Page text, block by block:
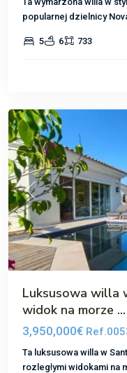
popularnej dzielnicy
5 6 733
Poprzedni
Luksusowa willa
widok na morze ...
3,950,000€
Ta luksusowa willa w
rozległymi widokami na